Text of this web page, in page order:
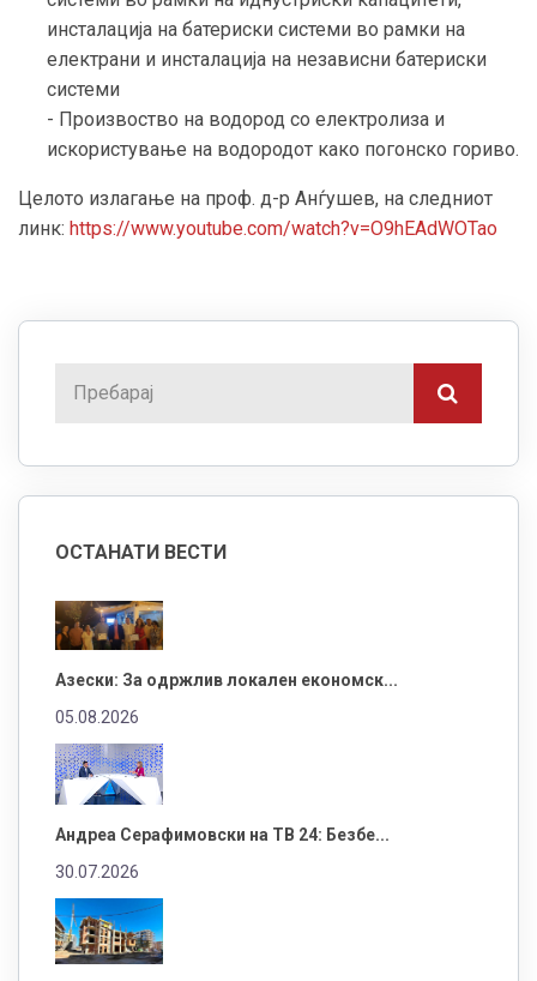
инсталација на батериски системи во рамки на
електрани и инсталација на независни батериски
системи
- Произвоство на водород со електролиза и
искористување на водородот како погонско гориво.
Целото излагање на проф. д-р Анѓушев, на следниот
линк: https://www.youtube.com/watch?v=O9hEAdWOTao
ОСТАНАТИ ВЕСТИ
Азески: За одржлив локален економск...
05.08.2026
Андреа Серафимовски на ТВ 24: Безбе...
30.07.2026